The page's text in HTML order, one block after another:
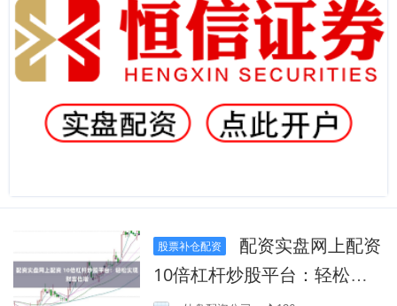
股票补仓配资
10倍杠杆炒股平台：轻松实